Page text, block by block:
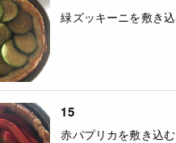
緑ズッキーニを敷き
15
赤パプリカを敷き込